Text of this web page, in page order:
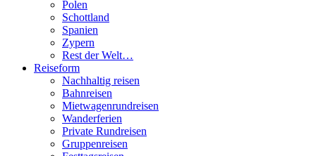
Polen
Schottland
Spanien
Zypern
Rest der Welt…
Reiseform
Nachhaltig reisen
Bahnreisen
Mietwagenrundreisen
Wanderferien
Private Rundreisen
Gruppenreisen